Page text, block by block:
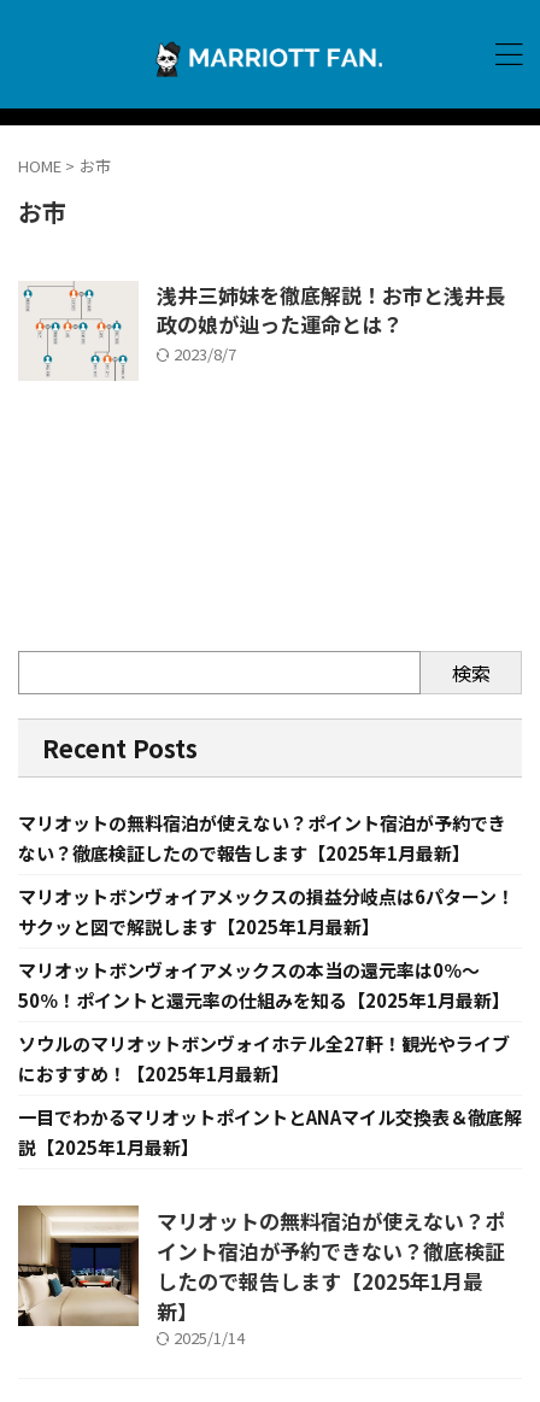
HOME > お市
お市
浅井三姉妹を徹底解説！お市と浅井長
政の娘が辿った運命とは？
2023/8/7
検索
Recent Posts
マリオットの無料宿泊が使えない？ポイント宿泊が予約でき
ない？徹底検証したので報告します【2025年1月最新】
マリオットボンヴォイアメックスの損益分岐点は6パターン！
サクッと図で解説します【2025年1月最新】
マリオットボンヴォイアメックスの本当の還元率は0％～
50％！ポイントと還元率の仕組みを知る【2025年1月最新】
ソウルのマリオットボンヴォイホテル全27軒！観光やライブ
におすすめ！【2025年1月最新】
一目でわかるマリオットポイントとANAマイル交換表＆徹底解
説【2025年1月最新】
マリオットの無料宿泊が使えない？ポ
イント宿泊が予約できない？徹底検証
したので報告します【2025年1月最
新】
2025/1/14